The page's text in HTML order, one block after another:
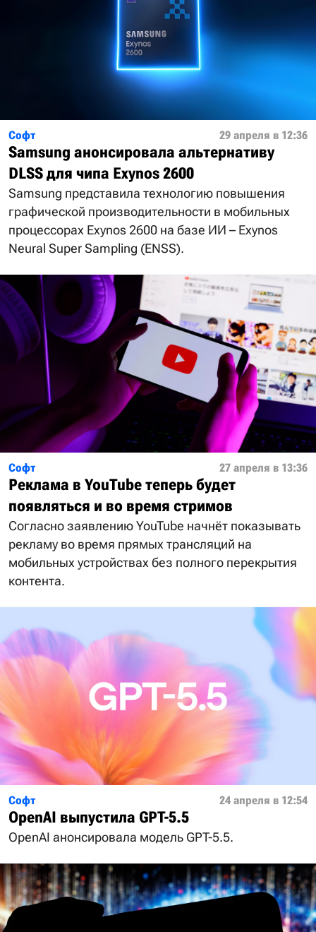
Софт 29 апреля в 12:36
Samsung анонсировала альтернативу
DLSS для чипа Exynos 2600
Samsung представила технологию повышения
графической производительности в мобильных
процессорах Exynos 2600 на базе ИИ – Exynos
Neural Super Sampling (ENSS).
Софт 27 апреля в 13:36
Реклама в YouTube теперь будет
появляться и во время стримов
Согласно заявлению YouTube начнёт показывать
рекламу во время прямых трансляций на
мобильных устройствах без полного перекрытия
контента.
Софт 24 апреля в 12:54
OpenAI выпустила GPT-5.5
OpenAI анонсировала модель GPT-5.5.